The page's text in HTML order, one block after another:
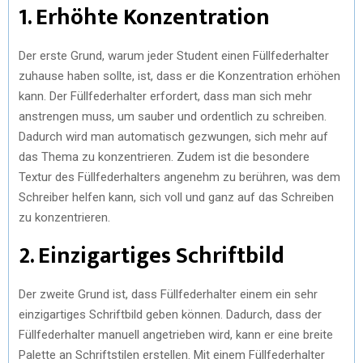
1. Erhöhte Konzentration
Der erste Grund, warum jeder Student einen Füllfederhalter
zuhause haben sollte, ist, dass er die Konzentration erhöhen
kann. Der Füllfederhalter erfordert, dass man sich mehr
anstrengen muss, um sauber und ordentlich zu schreiben.
Dadurch wird man automatisch gezwungen, sich mehr auf
das Thema zu konzentrieren. Zudem ist die besondere
Textur des Füllfederhalters angenehm zu berühren, was dem
Schreiber helfen kann, sich voll und ganz auf das Schreiben
zu konzentrieren.
2. Einzigartiges Schriftbild
Der zweite Grund ist, dass Füllfederhalter einem ein sehr
einzigartiges Schriftbild geben können. Dadurch, dass der
Füllfederhalter manuell angetrieben wird, kann er eine breite
Palette an Schriftstilen erstellen. Mit einem Füllfederhalter